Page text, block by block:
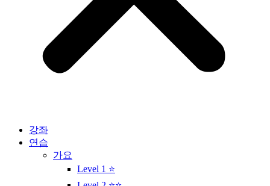
강좌
연습
가요
Level 1 ⭐